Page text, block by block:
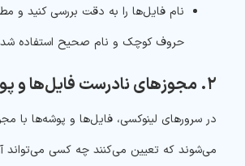
نام فایل‌ها را به دقت بررسی کنید و
حروف کوچک و نام صحیح استفاده
۲. مجوزهای نادرست فایل‌ها و پوشه‌ها
در سرورهای لینوکسی، فایل‌ها و پوشه‌ها با
می‌شوند که تعیین می‌کنند چه کسی می‌تواند